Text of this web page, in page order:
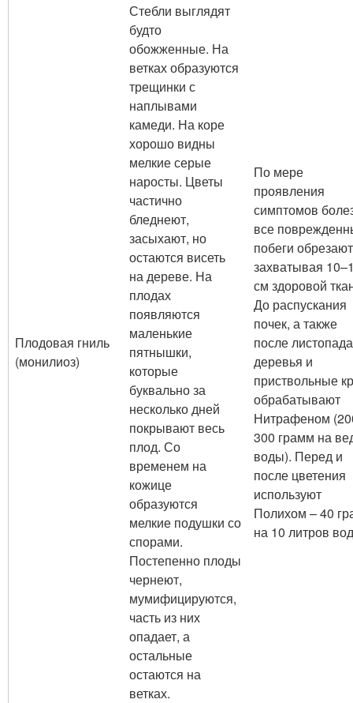
Плодовая гниль
(монилиоз)
Стебли выглядят
будто
обожженные. На
ветках образуются
трещинки с
наплывами
камеди. На коре
хорошо видны
мелкие серые
наросты. Цветы
частично
бледнеют,
засыхают, но
остаются висеть
на дереве. На
плодах
появляются
маленькие
пятнышки,
которые
буквально за
несколько дней
покрывают весь
плод. Со
временем на
кожице
образуются
мелкие подушки со
спорами.
Постепенно плоды
чернеют,
мумифицируются,
часть из них
опадает, а
остальные
остаются на
ветках.
По мере
проявления
симптомов
все
побеги
захватывая
см здоровой
До распускания
почек, а также
после листопада
деревья и
приствольные
обрабатывают
Нитрафеном
300 грамм на
воды). Перед и
после цветения
используют
Полихом – 40
на 10 литров